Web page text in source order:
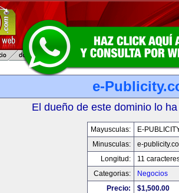
e-
El dueño de este dominio lo
Mayusculas:
E-
Minusculas:
e-
Longitud:
11
Categorias:
Negocios
Precio:
$1,500.00